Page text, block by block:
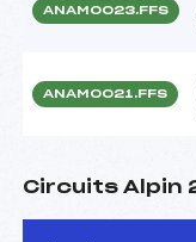
ANAM0023.FFS
ANAM0021.FFS
Circuits Alpin